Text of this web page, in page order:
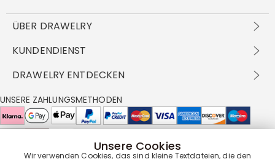
ÜBER DRAWELRY
Über Uns
DBG
FAQ
Cookie-Richtlinie
KUNDENDIENST
Versandbedingungen
Rückgabe & Umtausch
Pflegehinweis
DRAWELRY ENTDECKEN
Großhandelsangebot
Drawelry Prime
Bonusprogramm
UNSERE ZAHLUNGSMETHODEN
UNSERE LIEFERPARTNER
Unsere Cookies
Wir verwenden Cookies, das sind kleine Textdateien, die den